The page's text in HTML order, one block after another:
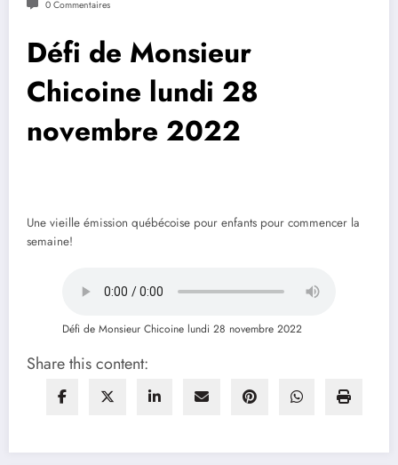
0 Commentaires
Défi de Monsieur
Chicoine lundi 28
novembre 2022
Une vieille émission québécoise pour enfants pour commencer la
semaine!
Défi de Monsieur Chicoine lundi 28 novembre 2022
Share this content: